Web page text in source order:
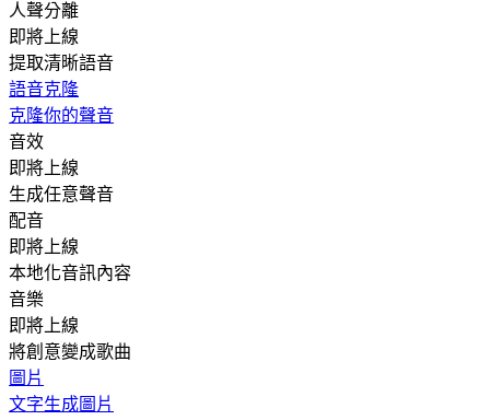
人聲分離
即將上線
提取清晰語音
語音克隆
克隆你的聲音
音效
即將上線
生成任意聲音
配音
即將上線
本地化音訊內容
音樂
即將上線
將創意變成歌曲
圖片
文字生成圖片